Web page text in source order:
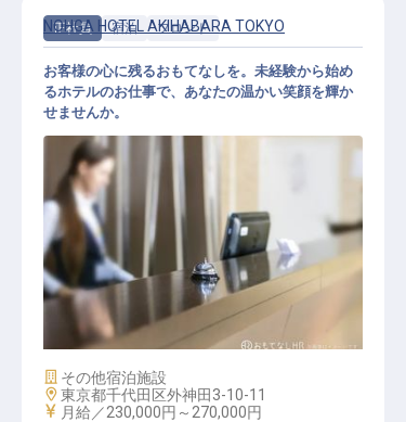
正社員 宿泊 フロント
フロント（一般職）
NOHGA HOTEL AKIHABARA TOKYO
お客様の心に残るおもてなしを。未経験から始め
るホテルのお仕事で、あなたの温かい笑顔を輝か
せませんか。
施設業態
その他宿泊施設
勤務地
東京都千代田区外神田3-10-11
給与
月給／230,000円～ 270,000円